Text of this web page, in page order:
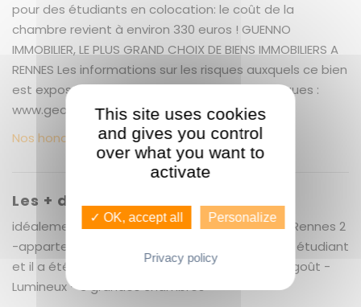
pour des étudiants en colocation: le coût de la
chambre revient à environ 330 euros ! GUENNO
IMMOBILIER, LE PLUS GRAND CHOIX DE BIENS IMMOBILIERS A
RENNES Les informations sur les risques auxquels ce bien
est exposé sont disponibles sur le site Géorisques :
www.georisques.gouv.fr
Nos honoraires
Les + du bien
idéalement situé dans le quartier universitaire Rennes 2
-appartement est parfait pour une colocation étudiant
et il a été totalement rénové et meublé avec goût -
Lumineux - 3 grandes chambres
This site uses cookies
and gives you control
over what you want to
activate
✓ OK, accept all Personalize
Privacy policy